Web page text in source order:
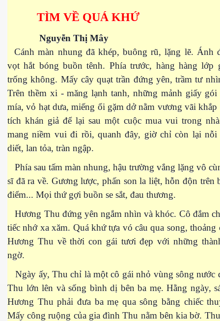
TÌM VỀ QUÁ KHỨ
Nguyễn Thị Mây
Cánh màn nhung đã khép, buông rũ, lặng lẽ. Ánh
vọt hắt bóng buồn tênh. Phía trước, hàng hàng lớp
trống không. Mấy cây quạt trần đứng yên, trầm tư
Trên thềm xi - măng lạnh tanh, những mảnh giấy gói
mía, vỏ hạt dưa, miếng ổi gặm dở nằm vương vãi
tích khán giả để lại sau một cuộc mua vui trong
mang niềm vui đi rồi, quanh đây, giờ chỉ còn lại nỗi
diết, lan tỏa, tràn ngập.
Phía sau tấm màn nhung, hậu trường vắng lặng vô
sĩ đã ra về. Gương lược, phấn son la liệt, hỗn độn trên
điểm... Mọi thứ gợi buồn se sắt, đau thương.
Hương Thu đứng yên ngắm nhìn và khóc. Cô đắm
tiếc nhớ xa xăm. Quá khứ tựa vó câu qua song, thoảng
Hương Thu về thời con gái tươi đẹp với những
ngờ.
Ngày ấy, Thu chỉ là một cô gái nhỏ vùng sông nước
Thu lớn lên và sống bình dị bên ba mẹ. Hằng ngày,
Hương Thu phải đưa ba mẹ qua sông bằng chiếc
Mấy công ruộng của gia đình Thu nằm bên kia bờ.